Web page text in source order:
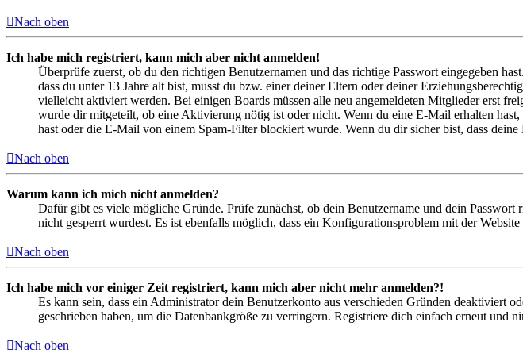
Nach oben
Ich habe mich registriert, kann mich aber nicht anmelden!
Überprüfe zuerst, ob du den richtigen Benutzernamen und das richtige Passwort eingegeben
dass du unter 13 Jahre alt bist, musst du bzw. einer deiner Eltern oder deiner
vielleicht aktiviert werden. Bei einigen Boards müssen alle neu angemeldeten Mitglieder erst
wurde dir mitgeteilt, ob eine Aktivierung nötig ist oder nicht. Wenn du eine E-Mail erhalten
hast oder die E-Mail von einem Spam-Filter blockiert wurde. Wenn du dir sicher bist, dass
Nach oben
Warum kann ich mich nicht anmelden?
Dafür gibt es viele mögliche Gründe. Prüfe zunächst, ob dein Benutzername und dein
nicht gesperrt wurdest. Es ist ebenfalls möglich, dass ein Konfigurationsproblem mit der
Nach oben
Ich habe mich vor einiger Zeit registriert, kann mich aber nicht mehr anmelden?!
Es kann sein, dass ein Administrator dein Benutzerkonto aus verschieden Gründen deaktiviert
geschrieben haben, um die Datenbankgröße zu verringern. Registriere dich einfach erneut und
Nach oben